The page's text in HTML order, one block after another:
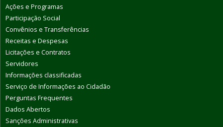
Ações e Programas
Participação Social
Convênios e Transferências
Receitas e Despesas
Licitações e Contratos
Servidores
Informações classificadas
Serviço de Informações ao Cidadão
Perguntas Frequentes
Dados Abertos
Sanções Administrativas